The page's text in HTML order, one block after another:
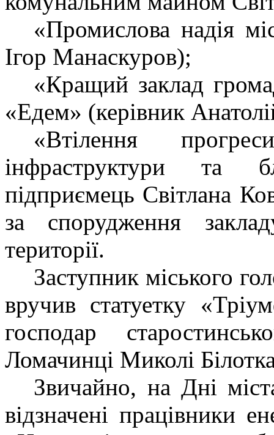
«Промислова надія
Ігор Манаскуров);
«Кращий заклад
«Едем» (керівник
«Втілення
інфраструктури та
підприємець Світлана
за спорудження
території.
Заступник міського
вручив статуетку
господар
Ломачинці Миколі
Звичайно, на Дні
відзначені працівники